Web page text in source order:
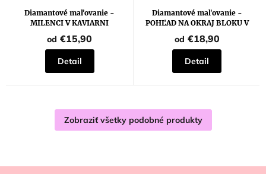
Diamantové maľovanie -
MILENCI V KAVIARNI
od €15,90
Detail
Diamantové maľovanie -
POHĽAD NA OKRAJ BLOKU V
PARÍŽI
od €18,90
Detail
Zobraziť všetky podobné produkty